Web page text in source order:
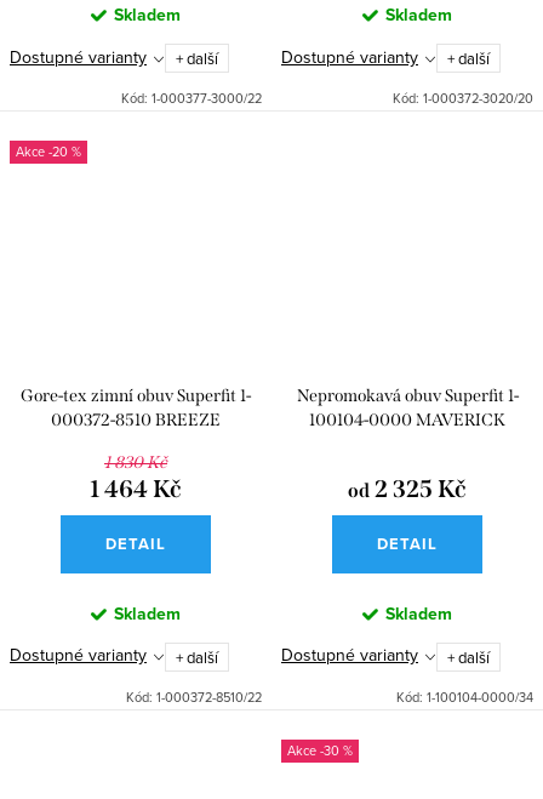
Skladem
Dostupné varianty + další
Kód: 1-000377-3000/22
Skladem
Dostupné varianty + další
Kód: 1-000372-3020/20
-20 %
Gore-tex zimní obuv Superfit 1-
000372-8510 BREEZE
1 830 Kč
1 464 Kč
DETAIL
Skladem
Dostupné varianty + další
Kód: 1-000372-8510/22
Nepromokavá obuv Superfit 1-
100104-0000 MAVERICK
od 2 325 Kč
DETAIL
Skladem
Dostupné varianty + další
Kód: 1-100104-0000/34
-30 %